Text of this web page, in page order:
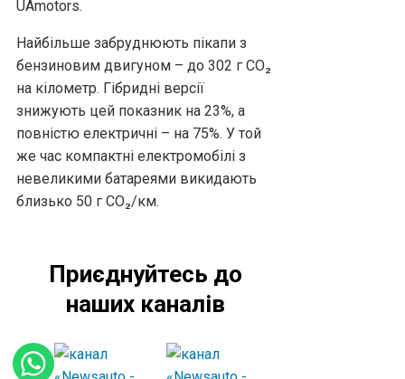
UAmotors.
Найбільше забруднюють пікапи з
бензиновим двигуном – до 302 г CO₂
на кілометр. Гібридні версії
знижують цей показник на 23%, а
повністю електричні – на 75%. У той
же час компактні електромобілі з
невеликими батареями викидають
близько 50 г CO₂/км.
Приєднуйтесь до
наших каналів